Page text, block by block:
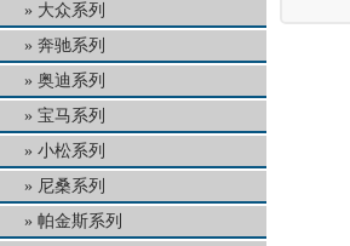
大众系列
奔驰系列
奥迪系列
宝马系列
小松系列
尼桑系列
帕金斯系列